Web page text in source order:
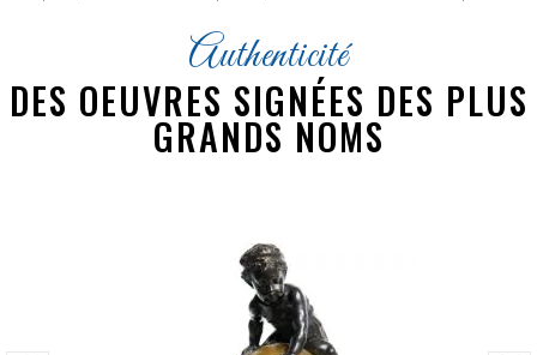
Authenticité
DES OEUVRES SIGNÉES DES PLUS
GRANDS NOMS